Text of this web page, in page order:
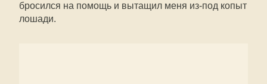
бросился на помощь и вытащил меня из-под копыт
лошади.